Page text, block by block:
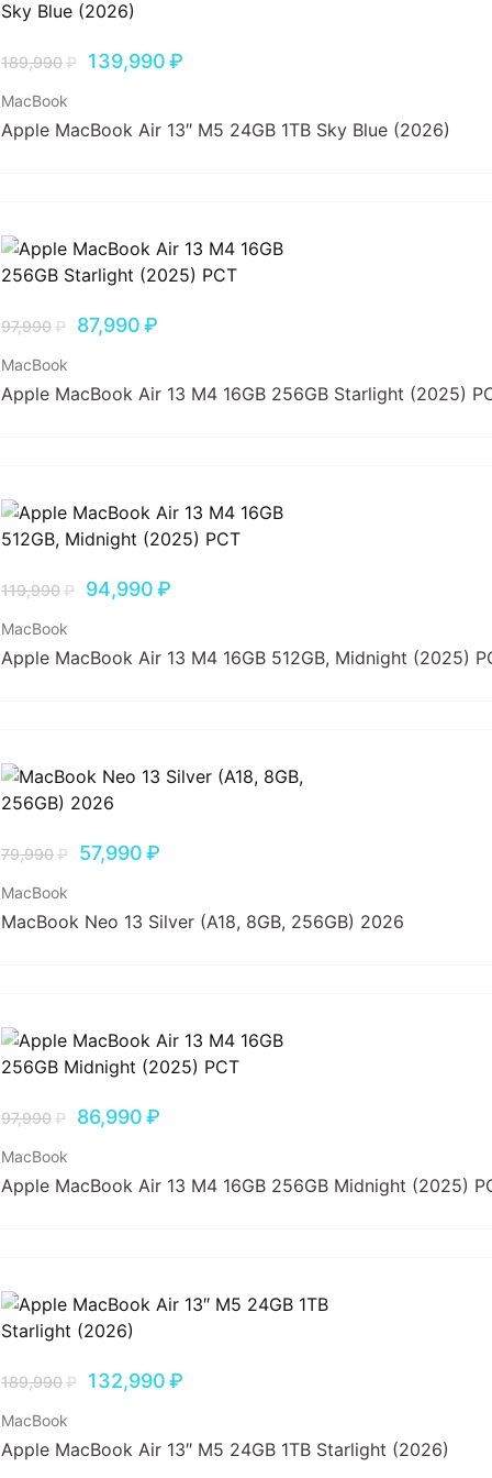
189,990₽ 139,990₽
MacBook
Apple MacBook Air 13″ M5 24GB 1TB Sky Blue (2026)
97,990₽ 87,990₽
MacBook
Apple MacBook Air 13 M4 16GB 256GB Starlight (2025)
119,990₽ 94,990₽
MacBook
Apple MacBook Air 13 M4 16GB 512GB, Midnight (2025)
79,990₽ 57,990₽
MacBook
MacBook Neo 13 Silver (A18, 8GB, 256GB) 2026
97,990₽ 86,990₽
MacBook
Apple MacBook Air 13 M4 16GB 256GB Midnight (2025)
189,990₽ 132,990₽
MacBook
Apple MacBook Air 13″ M5 24GB 1TB Starlight (2026)